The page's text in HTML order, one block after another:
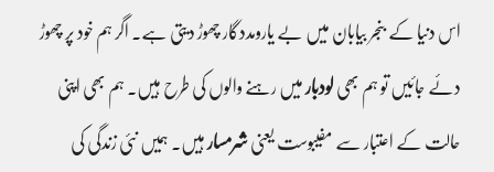
اس دنیا کے بنجر بیابان میں بے یارومددگار چھوڑ دیتی ہے۔ اگر ہم خود پر چھوڑ
دئے جائیں تو ہم بھی لودبار میں رہنے والوں کی طرح ہیں۔ ہم بھی اپنی
حالت کے اعتبار سے مفیبوست یعنیشرمسار ہیں۔ ہمیں نئی زندگی کی